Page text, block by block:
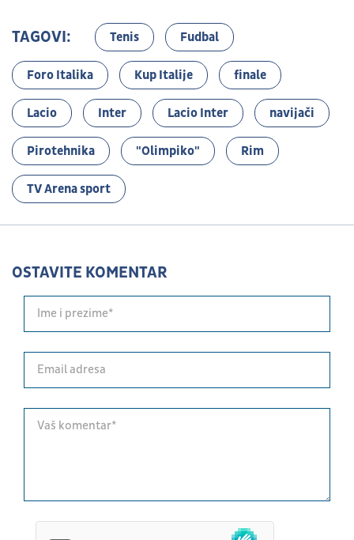
TAGOVI: Tenis Fudbal
Foro Italika Kup Italije finale
Lacio Inter Lacio Inter navijači
Pirotehnika "Olimpiko" Rim
TV Arena sport
OSTAVITE KOMENTAR